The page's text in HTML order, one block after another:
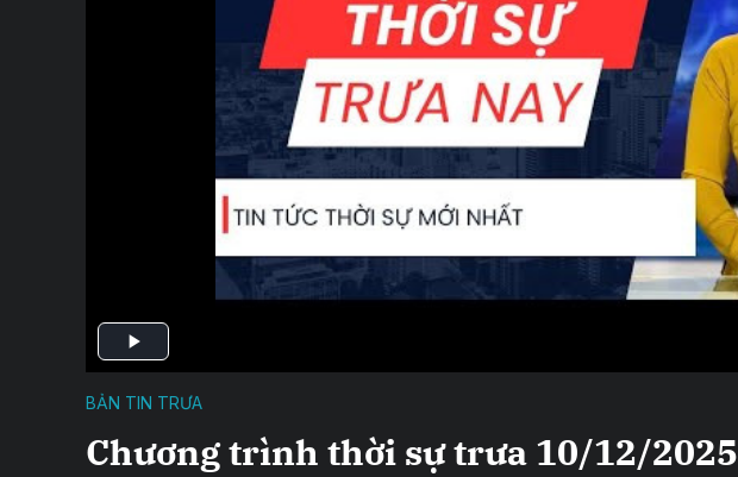
BẢN TIN TRƯA
Chương trình thời sự trưa 10/12/2025